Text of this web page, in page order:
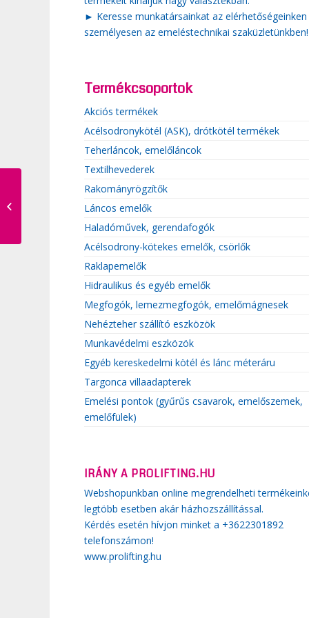
► Keresse munkatársainkat az elérhetőségeinken
személyesen az emeléstechnikai szaküzletünkben!
Termékcsoportok
Akciós termékek
Acélsodronykötél (ASK), drótkötél termékek
Teherláncok, emelőláncok
Textilhevederek
Rakományrögzítők
Láncos emelők
Haladóművek, gerendafogók
Acélsodrony-kötekes emelők, csörlők
Raklapemelők
Hidraulikus és egyéb emelők
Megfogók, lemezmegfogók, emelőmágnesek
Nehézteher szállító eszközök
Munkavédelmi eszközök
Egyéb kereskedelmi kötél és lánc méteráru
Targonca villaadapterek
Emelési pontok (gyűrűs csavarok, emelőszemek,
emelőfülek)
IRÁNY A PROLIFTING.HU
Webshopunkban online megrendelheti
legtöbb esetben akár házhozszállítással.
Kérdés esetén hívjon minket a +3622301892
telefonszámon!
www.prolifting.hu